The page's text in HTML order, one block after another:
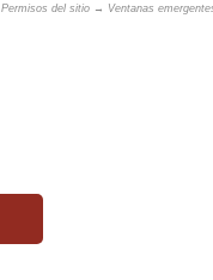
Permisos del sitio → Ventanas